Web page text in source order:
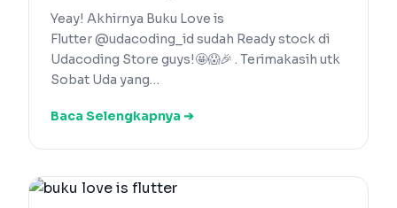
Yeay! Akhirnya Buku Love is
Flutter @udacoding_id sudah Ready stock di
Udacoding Store guys!🤩😱🎉 . Terimakasih utk
Sobat Uda yang…
Baca Selengkapnya ➔